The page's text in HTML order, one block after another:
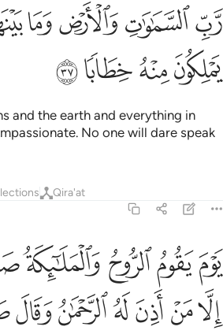
رب السماوات والارض وما بينهما الرحمان لا
رَّبِّ ٱلسَّمَـٰوَٰتِ وَٱلْأَرْضِ وَمَا بَيْنَهُمَا
ﱛﱜﱝﱞ
ﱣﱤﱥﱦ
and the earth and everything in
No one will dare speak
Qira'at
يوم يقوم الروح والملايكة صفا لا يتكلمون
يَوْمَ يَقُومُ ٱلرُّوحُ وَٱلْمَلَـٰٓئِكَةُ صَفًّۭا ۖ لَّا
ﱧﱨﱩﱪ
ﱯﱰﱱﱲﱳﱴ